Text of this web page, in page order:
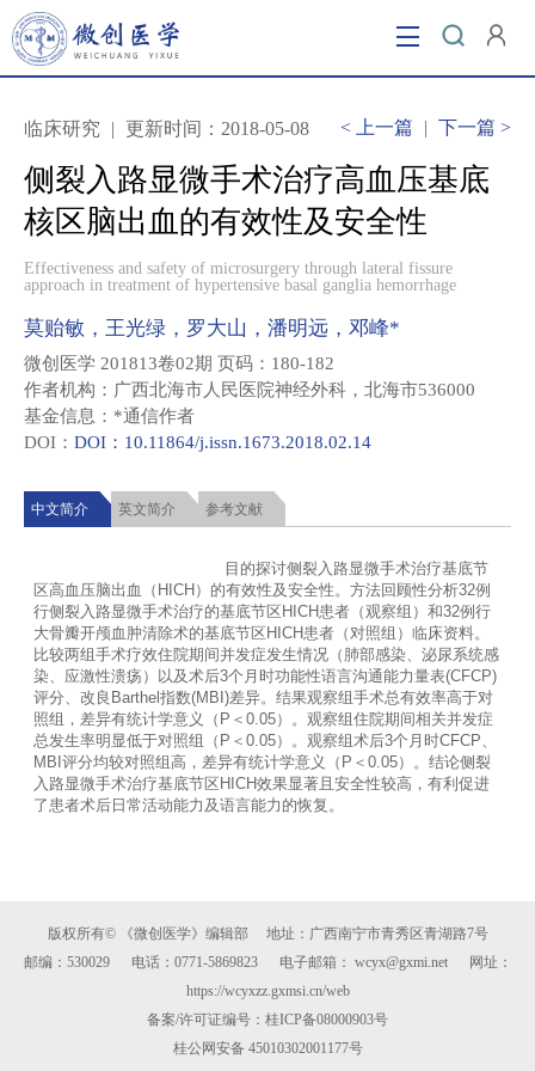
当前位置： 首页/ 侧裂入路显微手术治疗高血压基底核
区脑出血的有效性及安全性
临床研究 | 更新时间：2018-05-08 < 上一篇 | 下一篇 >
侧裂入路显微手术治疗高血压基底
核区脑出血的有效性及安全性
Effectiveness and safety of microsurgery through lateral fissure
approach in treatment of hypertensive basal ganglia hemorrhage
莫贻敏，王光绿，罗大山，潘明远，邓峰*
微创医学 201813卷02期 页码：180-182
作者机构：广西北海市人民医院神经外科，北海市536000
基金信息：*通信作者
DOI： DOI：10.11864/j.issn.1673.2018.02.14
中文简介 英文简介 参考文献
区高血压脑出血（HICH）的有效性及安全性。方法回顾性分析32例
行侧裂入路显微手术治疗的基底节区HICH患者（观察组）和32例行
大骨瓣开颅血肿清除术的基底节区HICH患者（对照组）临床资料。
比较两组手术疗效住院期间并发症发生情况（肺部感染、泌尿系统感
染、应激性溃疡）以及术后3个月时功能性语言沟通能力量表(CFCP)
评分、改良Barthel指数(MBI)差异。结果观察组手术总有效率高于对
照组，差异有统计学意义（P＜0.05）。观察组住院期间相关并发症
总发生率明显低于对照组（P＜0.05）。观察组术后3个月时CFCP、
MBI评分均较对照组高，差异有统计学意义（P＜0.05）。结论侧裂
入路显微手术治疗基底节区HICH效果显著且安全性较高，有利促进
了患者术后日常活动能力及语言能力的恢复。
版权所有© 《微创医学》编辑部 地址：广西南宁市青秀区青湖路7号
邮编：530029 电话：0771-5869823 电子邮箱： wcyx@gxmi.net 网址：
https://wcyxzz.gxmsi.cn/web
备案/许可证编号：桂ICP备08000903号
桂公网安备 45010302001177号